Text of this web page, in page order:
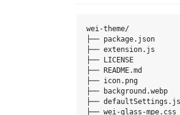
wei-theme/
├── package.json
├── extension.js
├── LICENSE
├── README.md
├── icon.png
├── background.webp
├──
├── wei-glass-mpe.css